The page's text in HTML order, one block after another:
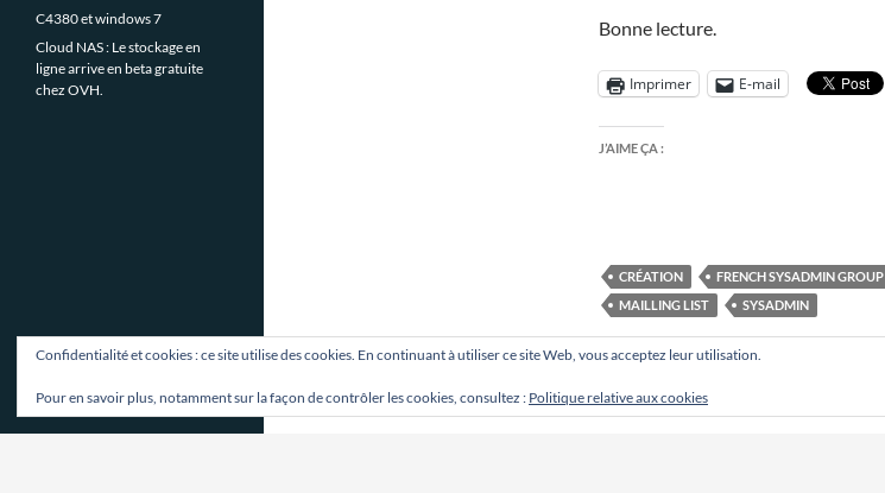
Bonne lecture.
Imprimer E-mail
J’AIME ÇA :
CRÉATION FRENCH SYSADMIN GROUP
MAILLING LIST
SYSADMIN
C4380 et windows 7
Cloud NAS : Le stockage en
ligne arrive en beta gratuite
chez OVH.
Confidentialité et cookies : ce site utilise des cookies. En continuant à utiliser ce site Web, vous acceptez leur utilisation.
Pour en savoir plus, notamment sur la façon de contrôler les cookies, consultez : Politique relative aux cookies